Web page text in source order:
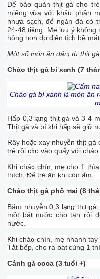
Để bảo quản thịt gà cho
miếng vừa với khẩu phần
nhựa sạch, để ngăn đá có
24-48 tiếng. Mẹ lưu ý không
hỏng hơn do diện tích bề
Một số món ăn dặm từ thịt
Cháo thịt gà bí xanh (7
Cháo gà bí xanh là món ăn
Hấp 0,3 lạng thịt gà và 3-4
Thịt gà và bí khi hấp sẽ giữ
Rây hoặc xay nhuyễn thịt
trẻ rồi cho vào quấy với cháo
Khi cháo chín, mẹ cho 1
thích. Để trẻ ăn khi còn ấm.
Cháo thịt gà phô mai (8
Băm nhuyễn 0,3 lạng thịt
một bát nước cho tan rồi
nước.
Khi cháo chín, mẹ nhanh
Tắt bếp, cho ra bát cùng 1
Cánh gà coca (3 tuổi +)